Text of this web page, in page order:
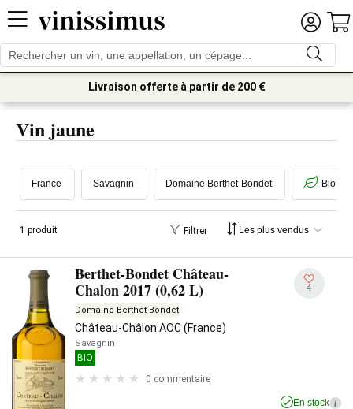
Livraison offerte à partir de 200 €
Vin jaune
France Savagnin Domaine Berthet-Bondet Bio
1 produit Filtrer
Berthet-Bondet Château-
Chalon 2017 (0,62 L)
Domaine Berthet-Bondet
Château-Châlon AOC (France)
Savagnin
BIO
0 commentaire
4
En stock i